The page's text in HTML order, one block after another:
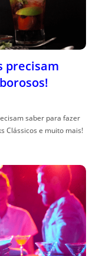
precisam
saber para fazer
Clássicos e muito mais!